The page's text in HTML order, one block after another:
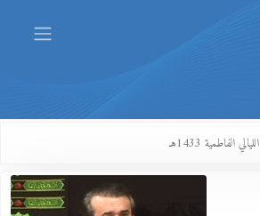
الليالي الفاطمية 1433هـ